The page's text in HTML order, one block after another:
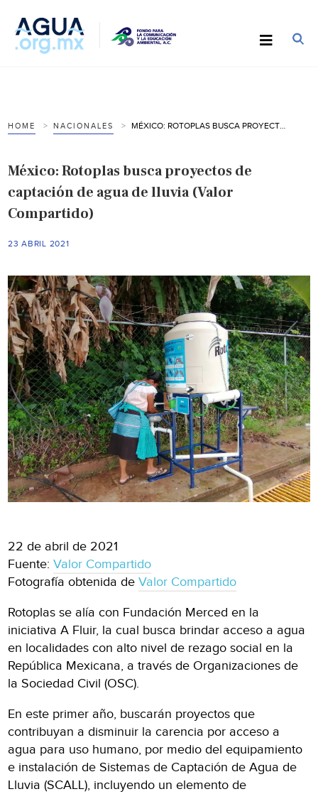
HOME NACIONALES
México: Rotoplas busca proyectos de
captación de agua de lluvia (Valor
Compartido)
23 ABRIL 2021
22 de abril de 2021
Fuente:Valor Compartido
Fotografía obtenida deValor Compartido
Rotoplas se alía con Fundación Merced en la
iniciativa A Fluir, la cual busca brindar acceso a agua
en localidades con alto nivel de rezago social en la
República Mexicana, a través de Organizaciones de
la Sociedad Civil (OSC).
En este primer año, buscarán proyectos que
contribuyan a disminuir la carencia por acceso a
agua para uso humano, por medio del equipamiento
e instalación de Sistemas de Captación de Agua de
Lluvia (SCALL), incluyendo un elemento de